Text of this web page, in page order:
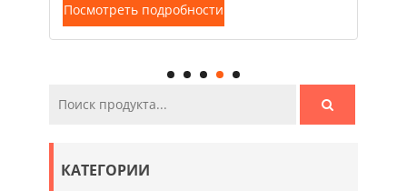
КАТЕГОРИИ
Посмотреть подробности